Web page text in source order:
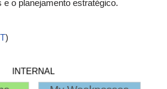
o planejamento estratégico.
)